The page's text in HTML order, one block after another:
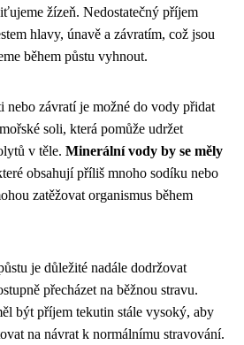
žízeň. Nedostatečný příjem
hlavy, únavě a závratím, což jsou
během půstu vyhnout.
nebo závratí je možné do vody přidat
soli, která pomůže udržet
v těle. Minerální vody by se měly
obsahují příliš mnoho sodíku nebo
zatěžovat organismus během
je důležité nadále dodržovat
přecházet na běžnou stravu.
být příjem tekutin stále vysoký, aby
na návrat k normálnímu stravování.